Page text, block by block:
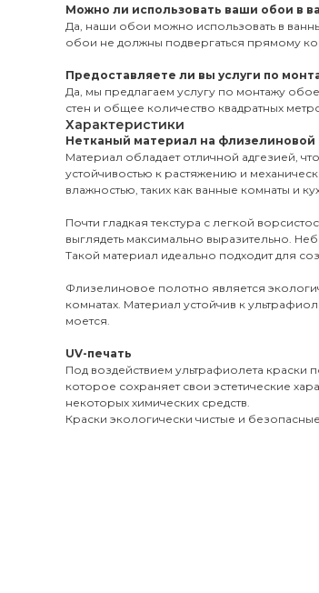
Можно ли использовать ваши обои в
Да, наши обои можно использовать в
обои не должны подвергаться прямому
Предоставляете ли вы услуги по
Да, мы предлагаем услугу по монтажу
стен и общее количество квадратных
Характеристики
Нетканый материал на флизелиновой
Материал обладает отличной адгезией,
устойчивостью к растяжению и
влажностью, таких как ванные комнаты и
Почти гладкая текстура с легкой
выглядеть максимально выразительно.
Такой материал идеально подходит для
Флизелиновое полотно является
комнатах. Материал устойчив к
моется.
UV-печать
Под воздействием ультрафиолета краски
которое сохраняет свои эстетические
некоторых химических средств.
Краски экологически чистые и